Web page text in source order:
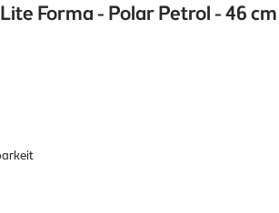
Forma - Polar Petrol - 46 cm